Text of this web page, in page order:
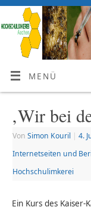
MENÜ
‚Wir bei
VonSimon Kouril | 4.
Internetseiten und
Hochschulimkerei
Ein Kurs des